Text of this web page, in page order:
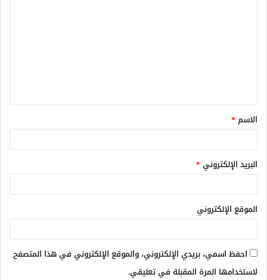
ق
*
الاسم *
البريد الإلكتروني *
الموقع الإلكتروني
احفظ اسمي، بريدي الإلكتروني، والموقع الإلكتروني في هذا المتصفح
لاستخدامها المرة المقبلة في تعليقي.